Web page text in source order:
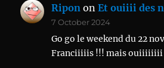
Ripon onEt ouiiii des
7 October 2024
Go go le weekend du 22
Franciiiiis !!! mais ouiiiiiiii